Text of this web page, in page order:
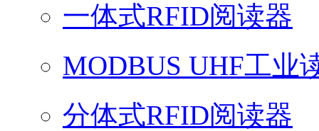
一体式RFID阅读器
MODBUS UHF工业
分体式RFID阅读器